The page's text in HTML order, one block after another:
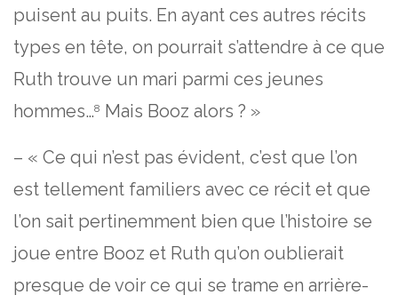
puisent au puits. En ayant ces autres récits
types en tête, on pourrait s’attendre à ce que
Ruth trouve un mari parmi ces jeunes
hommes…8 Mais Booz alors ? »
– « Ce qui n’est pas évident, c’est que l’on
est tellement familiers avec ce récit et que
l’on sait pertinemment bien que l’histoire se
joue entre Booz et Ruth qu’on oublierait
presque de voir ce qui se trame en arrière-